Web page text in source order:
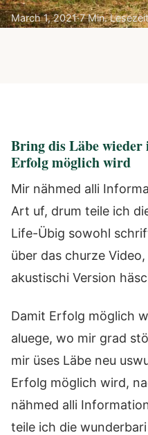
March 1, 2021·7 Min. Lesezeit
Bring dis Läbe
Erfolg möglich wird
Mir nähmed alli
Art uf, drum teile ich
Life-Übig sowohl
über das churze
akustischi Version
Damit Erfolg möglich
aluege, wo mir grad
mir üses Läbe neu
Erfolg möglich wird,
nähmed alli
teile ich die